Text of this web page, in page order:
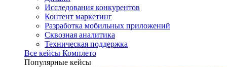
Исследования конкурентов
Контент маркетинг
Разработка мобильных приложений
Сквозная аналитика
Техническая поддержка
Все кейсы Комплето
Популярные кейсы